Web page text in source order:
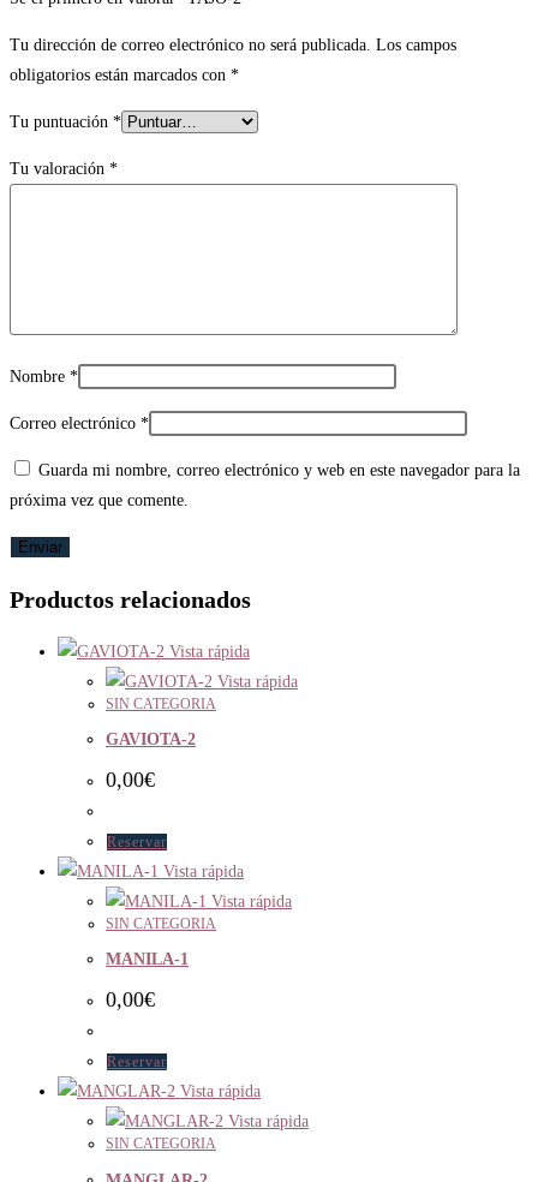
Tu dirección de correo electrónico no será publicada. Los campos
obligatorios están marcados con *
Tu puntuación *
Tu valoración *
Nombre *
Correo electrónico *
Guarda mi nombre, correo electrónico y web en este navegador para la
próxima vez que comente.
Productos relacionados
Vista rápida
Vista rápida
SIN CATEGORIA
GAVIOTA-2
0,00€
Reservar
Vista rápida
Vista rápida
SIN CATEGORIA
MANILA-1
0,00€
Reservar
Vista rápida
Vista rápida
SIN CATEGORIA